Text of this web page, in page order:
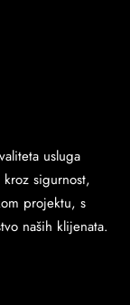
usluga
sigurnost,
projektu, s
naših klijenata.